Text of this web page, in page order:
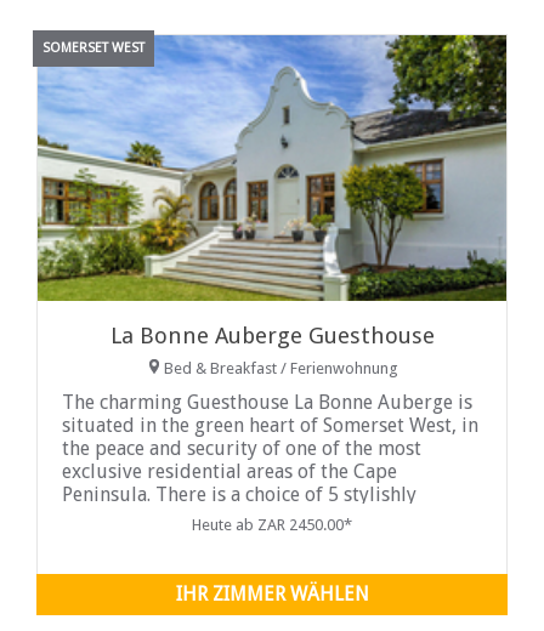
SOMERSET WEST
La Bonne Auberge Guesthouse
Bed & Breakfast / Ferienwohnung
The charming Guesthouse La Bonne Auberge is
situated in the green heart of Somerset West, in
the peace and security of one of the most
exclusive residential areas of the Cape
Peninsula. There is a choice of 5 stylishly
furnished and beautifully appointed bedrooms
Heute ab ZAR 2450.00*
IHR ZIMMER WÄHLEN